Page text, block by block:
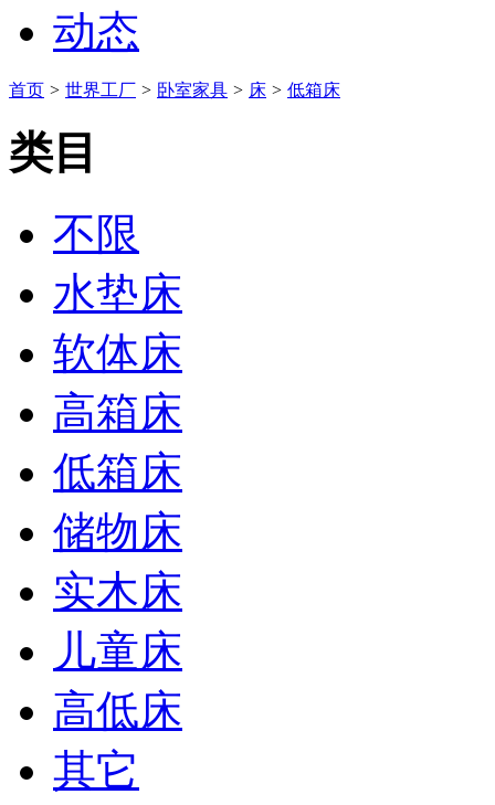
动态
首页 > 世界工厂 > 卧室家具 > 床 > 低箱床
类目
不限
水垫床
软体床
高箱床
低箱床
储物床
实木床
儿童床
高低床
其它